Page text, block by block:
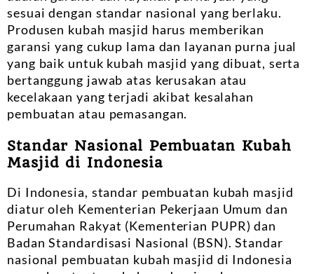
sesuai dengan standar nasional yang berlaku.
Produsen kubah masjid harus memberikan
garansi yang cukup lama dan layanan purna jual
yang baik untuk kubah masjid yang dibuat, serta
bertanggung jawab atas kerusakan atau
kecelakaan yang terjadi akibat kesalahan
pembuatan atau pemasangan.
Standar Nasional Pembuatan Kubah
Masjid di Indonesia
Di Indonesia, standar pembuatan kubah masjid
diatur oleh Kementerian Pekerjaan Umum dan
Perumahan Rakyat (Kementerian PUPR) dan
Badan Standardisasi Nasional (BSN). Standar
nasional pembuatan kubah masjid di Indonesia